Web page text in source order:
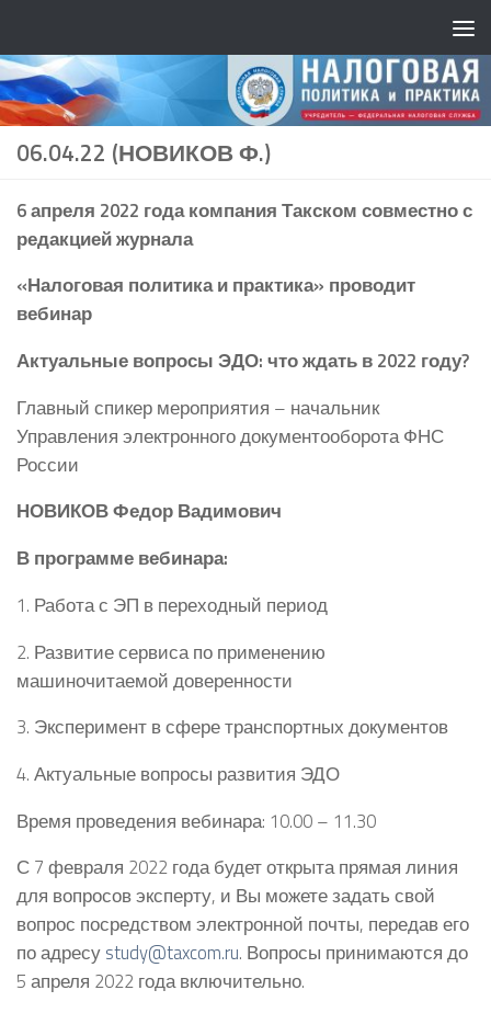
06.04.22 (НОВИКОВ Ф.)
6 апреля 2022 года компания Такском совместно с
редакцией журнала
«Налоговая политика и практика» проводит
вебинар
Актуальные вопросы ЭДО: что ждать в 2022 году?
Главный спикер мероприятия – начальник
Управления электронного документооборота ФНС
России
НОВИКОВФедор Вадимович
В программе вебинара:
1. Работа с ЭП в переходный период
2. Развитие сервиса по применению
машиночитаемой доверенности
3. Эксперимент в сфере транспортных документов
4. Актуальные вопросы развития ЭДО
Время проведения вебинара: 10.00 – 11.30
С 7 февраля 2022 года будет открыта прямая линия
для вопросов эксперту, и Вы можете задать свой
вопрос посредством электронной почты, передав его
по адресу study@taxcom.ru. Вопросы принимаются до
5 апреля 2022 года включительно.